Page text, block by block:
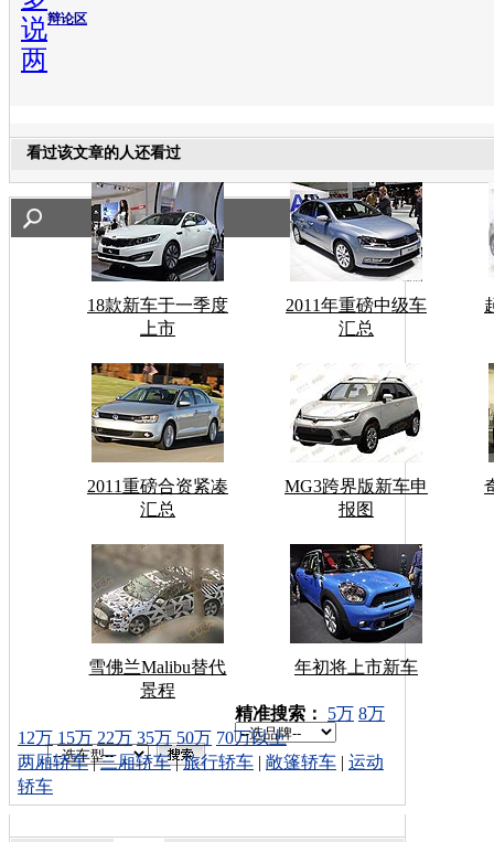
辩论区
说
两
看过该文章的人还看过
18款新车于一季度
上市
2011年重磅中级车
汇总
2011重磅合资紧凑
汇总
MG3跨界版新车申
报图
雪佛兰Malibu替代
景程
年初将上市新车
车型搜索：
精准搜索： 5万 8万
12万 15万 22万 35万 50万 70万以上
两厢轿车|三厢轿车|旅行轿车 | 敞篷轿车 | 运动
轿车